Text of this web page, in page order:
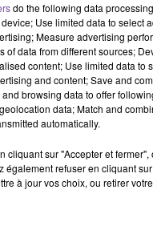
des risques SDIS
de carbone. C’est
des appareils de
respecter. Faire
chaque année
do the following data
Use limited data to select
Measure advertising
of data from different sources;
content; Use limited data to
and content; Save and
browsing data to offer
data; Match and
automatically.
cliquant sur "Accepter et
également refuser en cliquant
à jour vos choix, ou retirer